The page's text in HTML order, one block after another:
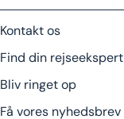
Kontakt os
Find din rejseekspert
Bliv ringet op
Få vores nyhedsbrev